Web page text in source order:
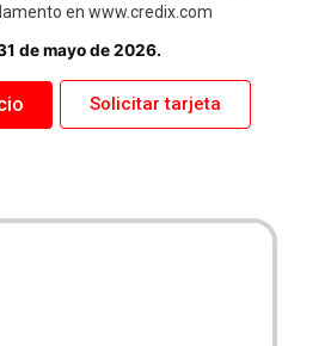
en www.credix.com
de mayo de 2026.
Solicitar tarjeta